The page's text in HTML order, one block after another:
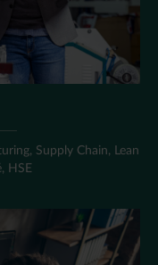
Supply Chain, Lean
HSE